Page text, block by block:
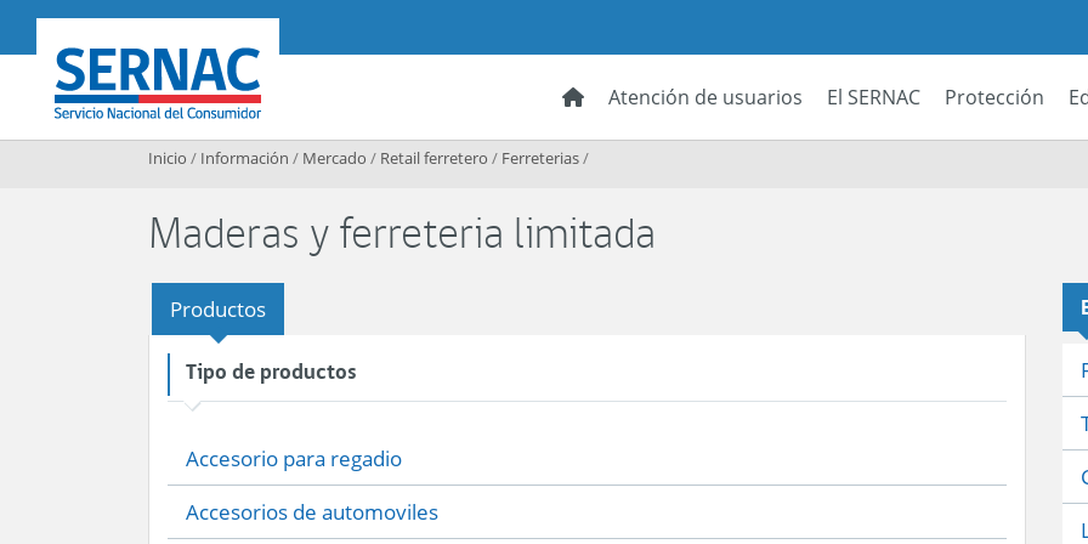
SERNAC
Atención de usuarios El SERNAC Protección
Inicio / Información / Mercado / Retail ferretero / Ferreterias/
Maderas y ferreteria limitada
Productos
Tipo de productos
Accesorio para regadio
Accesorios de automoviles